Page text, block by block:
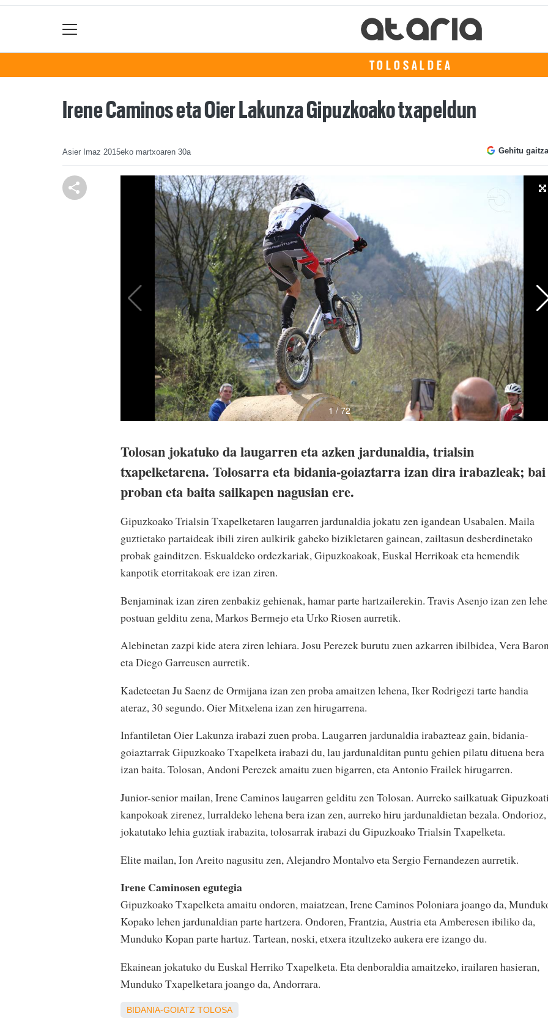
TOLOSALDEA
Irene Caminos eta Oier Lakunza Gipuzkoako txapeldun
Asier Imaz 2015eko martxoaren 30a Gehitu
Tolosan jokatuko da laugarren eta azken jardunaldia, trialsin
txapelketarena. Tolosarra eta bidania-goiaztarra izan dira irabazleak; bai
proban eta baita sailkapen nagusian ere.
Gipuzkoako Trialsin Txapelketaren laugarren jardunaldia jokatu zen igandean Usabalen. Maila
guztietako partaideak ibili ziren aulkirik gabeko bizikletaren gainean, zailtasun desberdinetako
probak gainditzen. Eskualdeko ordezkariak, Gipuzkoakoak, Euskal Herrikoak eta hemendik
kanpotik etorritakoak ere izan ziren.
Benjaminak izan ziren zenbakiz gehienak, hamar parte hartzailerekin. Travis Asenjo izan zen
postuan gelditu zena, Markos Bermejo eta Urko Riosen aurretik.
Alebinetan zazpi kide atera ziren lehiara. Josu Perezek burutu zuen azkarren ibilbidea, Vera
eta Diego Garreusen aurretik.
Kadeteetan Ju Saenz de Ormijana izan zen proba amaitzen lehena, Iker Rodrigezi tarte handia
ateraz, 30 segundo. Oier Mitxelena izan zen hirugarrena.
Infantiletan Oier Lakunza irabazi zuen proba. Laugarren jardunaldia irabazteaz gain, bidania-
goiaztarrak Gipuzkoako Txapelketa irabazi du, lau jardunalditan puntu gehien pilatu dituena bera
izan baita. Tolosan, Andoni Perezek amaitu zuen bigarren, eta Antonio Frailek hirugarren.
Junior-senior mailan, Irene Caminos laugarren gelditu zen Tolosan. Aurreko sailkatuak
kanpokoak zirenez, lurraldeko lehena bera izan zen, aurreko hiru jardunaldietan bezala. Ondorioz,
jokatutako lehia guztiak irabazita, tolosarrak irabazi du Gipuzkoako Trialsin Txapelketa.
Elite mailan, Ion Areito nagusitu zen, Alejandro Montalvo eta Sergio Fernandezen aurretik.
Irene Caminosen egutegia
Gipuzkoako Txapelketa amaitu ondoren, maiatzean, Irene Caminos Poloniara joango da,
Kopako lehen jardunaldian parte hartzera. Ondoren, Frantzia, Austria eta Amberesen ibiliko da,
Munduko Kopan parte hartuz. Tartean, noski, etxera itzultzeko aukera ere izango du.
Ekainean jokatuko du Euskal Herriko Txapelketa. Eta denboraldia amaitzeko, irailaren hasieran,
Munduko Txapelketara joango da, Andorrara.
BIDANIA-GOIATZ TOLOSA